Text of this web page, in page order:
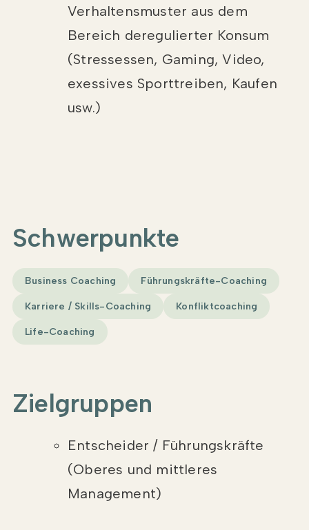
Verhaltensmuster aus dem
Bereich deregulierter Konsum
(Stressessen, Gaming, Video,
exessives Sporttreiben, Kaufen
usw.)
Schwerpunkte
Business Coaching Führungskräfte-Coaching
Karriere / Skills-Coaching Konfliktcoaching
Life-Coaching
Zielgruppen
Entscheider / Führungskräfte
(Oberes und mittleres
Management)